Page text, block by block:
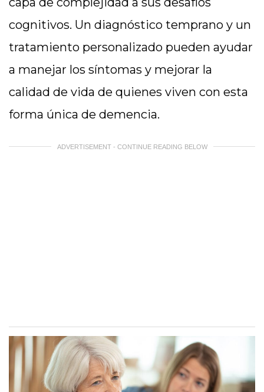
cognitivos. Un diagnóstico temprano y un
tratamiento personalizado pueden ayudar
a manejar los síntomas y mejorar la
calidad de vida de quienes viven con esta
forma única de demencia.
ADVERTISEMENT - CONTINUE READING BELOW